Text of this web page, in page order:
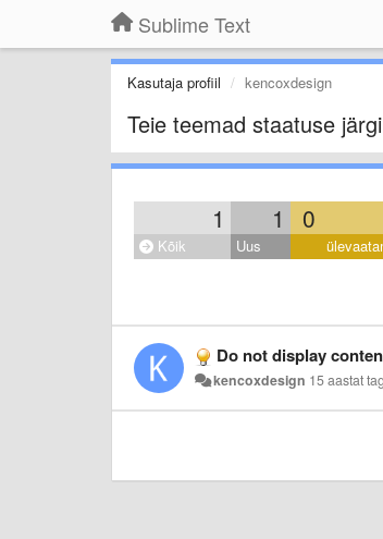
Sublime Text
Kasutaja profiil kencoxdesign
Teie teemad staatuse järgi
1 1 0
Kõik Uus
Do not display
kencoxdesign 15 aastat